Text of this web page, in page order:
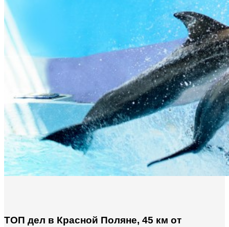
ТОП дел в Красной Поляне, 45 км от